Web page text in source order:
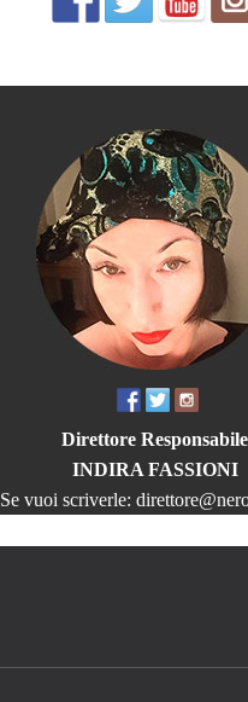
Direttore Responsabile
INDIRA FASSIONI
Se vuoi scriverle: